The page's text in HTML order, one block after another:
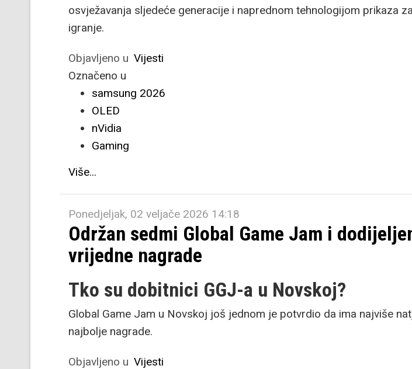
osvježavanja sljedeće generacije i naprednom tehnologijom prikaza
igranje.
Objavljeno u Vijesti
Označeno u
samsung 2026
OLED
nVidia
Gaming
Više...
Ponedjeljak, 02 veljače 2026 14:18
Održan sedmi Global Game Jam i
vrijedne nagrade
Tko su dobitnici GGJ-a u Novskoj?
Global Game Jam u Novskoj još jednom je potvrdio da ima najviše
najbolje nagrade.
Objavljeno u Vijesti